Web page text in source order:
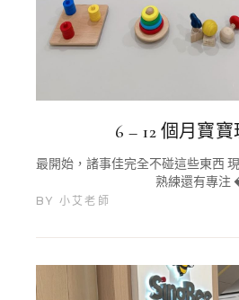
6 – 12 個月寶
最開始，諸事佳完全不碰這些東西
熟練還有專注
BY 小艾老師